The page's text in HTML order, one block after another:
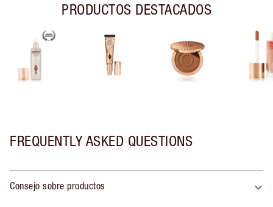
PRODUCTOS DESTACADOS
FREQUENTLY ASKED QUESTIONS
Consejo sobre productos